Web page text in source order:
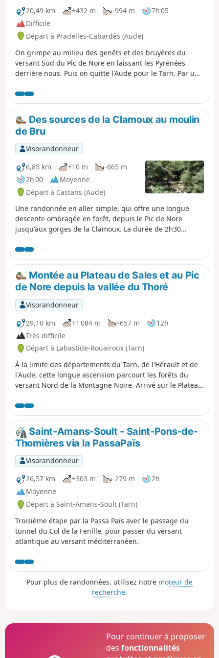
pinède saturée de senteurs conclura
harmonieusement ce périple.
20,49 km
+432 m -994 m
7h 05
Difficile
Départ à Pradelles-Cabardès (Aude)
On grimpe au milieu des genêts et des bruyères du
versant Sud du Pic de Nore en laissant les Pyrénées
derrière nous. Puis on quitte l'Aude pour le Tarn. Par une
en Forêt Domaniale de Nore, les panoramas s'ouvrent
alors sur le bassin de Mazamet, le Sidobre et les Monts
de Lacaune. On débouche ensuite sur les Gorges de
l'Arnette dont la source se trouve au départ de cette
étape pour découvrir la vertigineuse passerelle de
Mazamet.
Des sources de la Clamoux au moulin
de Bru
Visorandonneur
6,85 km
+10 m
-665 m
2h 00
Moyenne
Départ à Castans (Aude)
Une randonnée en aller simple, qui offre une longue
descente ombragée en forêt, depuis le Pic de Nore
jusqu'aux gorges de la Clamoux. La durée de 2h30
Montée au Plateau de Sales et au Pic
de Nore depuis la vallée du Thoré
Visorandonneur
29,10 km
+1 084 m -657 m
12h
Très difficile
Départ à Labastide-Rouairoux (Tarn)
À la limite des départements du Tarn, de l'Hérault et de
l'Aude, cette longue ascension parcourt les forêts du
versant Nord de la Montagne Noire. Arrivé sur le Plateau
hameaux typiques. On retrouve ensuite la solitude le
long du Parc Naturel Régional du Haut-Languedoc avec
les Monts de Lacaune en perspective. Puis, dans les
genêts et les bruyères de la descente du versant Sud du
Pic de Nore, on découvre le Minervois et on aperçoit les
Pyrénées.
Saint-Amans-Soult - Saint-Pons-de-
Thomières via la PassaPaïs
Visorandonneur
26,57 km
+303 m -279 m
2h
Moyenne
Départ à Saint-Amans-Soult (Tarn)
Troisième étape par la Passa Païs avec le passage du
tunnel du Col de la Fenille, pour passer du versant
atlantique au versant méditerranéen.
Pour plus de randonnées, utilisez notre moteur de
recherche.
Pour continuer à proposer
desfonctionnalités